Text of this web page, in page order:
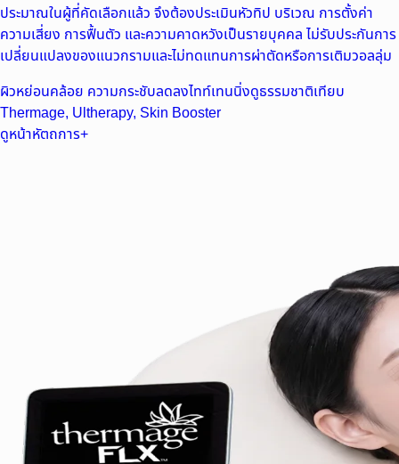
ประมาณในผู้ที่คัดเลือกแล้ว จึงต้องประเมินหัวทิป บริเวณ การตั้งค่า
ความเสี่ยง การฟื้นตัว และความคาดหวังเป็นรายบุคคล ไม่รับประกันการ
เปลี่ยนแปลงของแนวกรามและไม่ทดแทนการผ่าตัดหรือการเติมวอลลุ่ม
ผิวหย่อนคล้อย ความกระชับลดลงไทท์เทนนิ่งดูธรรมชาติเทียบ
Thermage, Ultherapy, Skin Booster
ดูหน้าหัตถการ+